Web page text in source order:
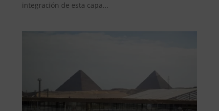
integración de esta capa...